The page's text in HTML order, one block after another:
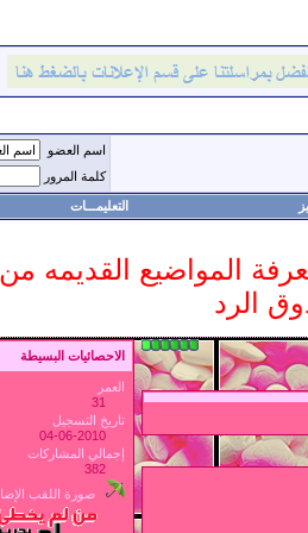
اسم العضو
كلمة المرور
التعليمـــات
المواضيع القديمه
الرد
الاحصائيات البسيطة
العمر
31
تاريخ التسجيل
04-06-2010
إجمالي المشاركات
382
صورة اللقب